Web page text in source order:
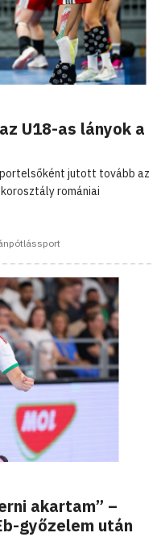
U18-as lányok a
jutott tovább az
romániai
akartam” –
győzelem után